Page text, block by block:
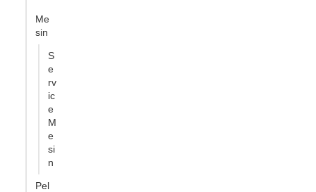
Me
sin
S
e
rv
ic
e
M
e
si
n
Pel